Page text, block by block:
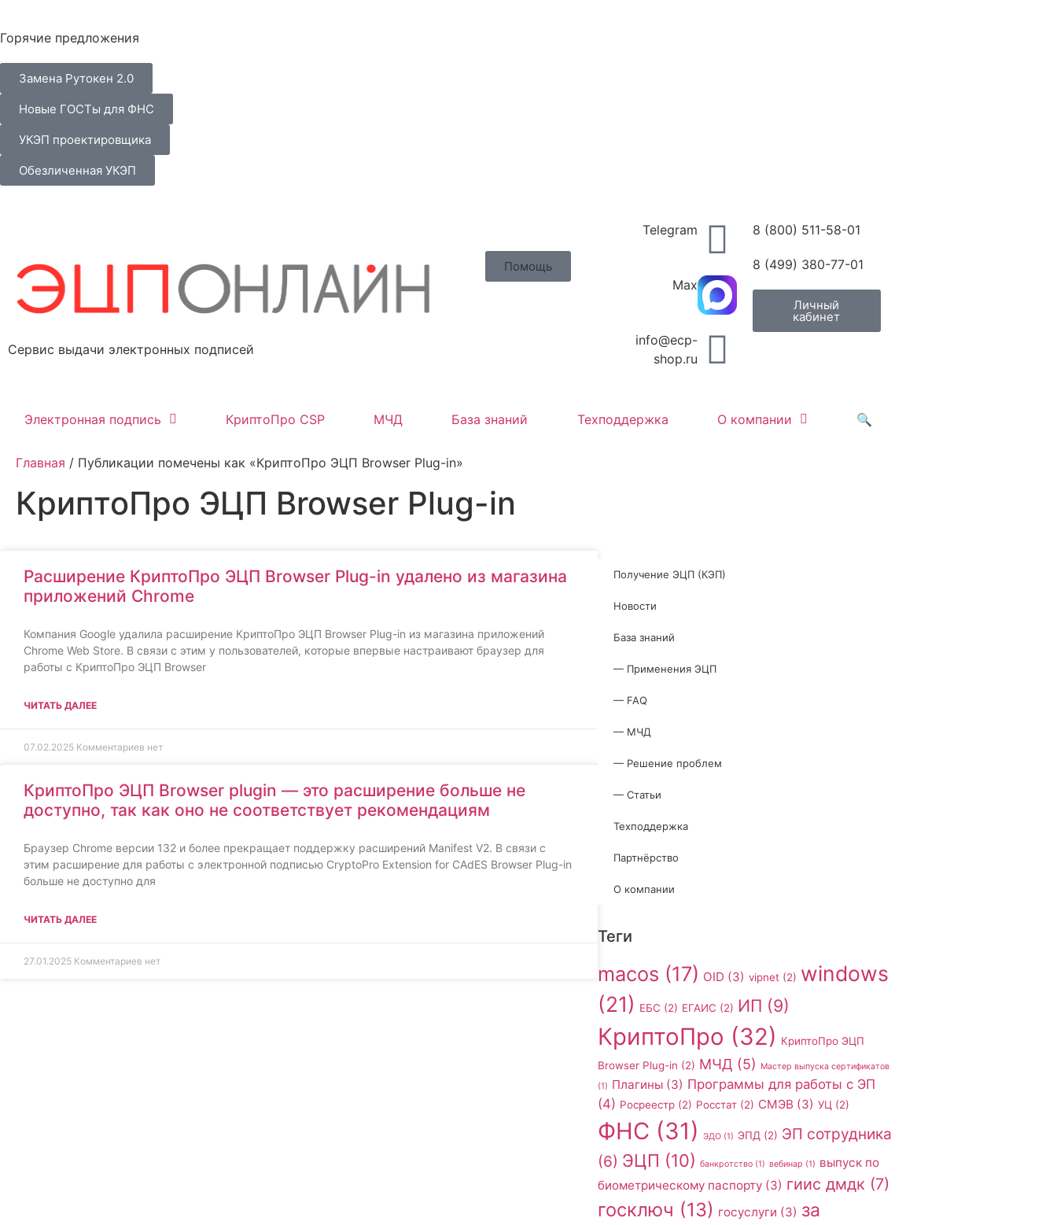
Горячие предложения
Замена Рутокен 2.0
Новые ГОСТы для ФНС
УКЭП проектировщика
Обезличенная УКЭП
Сервис выдачи электронных подписей
Помощь
Telegram
Max
info@ecp-
shop.ru
8 (800) 511-58-01
8 (499) 380-77-01
Личный
кабинет
Электронная подпись КриптоПро CSP МЧД База знаний Техподдержка О компании 🔍
Главная / Публикации помечены как «КриптоПро ЭЦП Browser Plug-in»
КриптоПро ЭЦП Browser Plug-in
Расширение КриптоПро ЭЦП Browser Plug-in удалено из магазина
приложений Chrome
Компания Google удалила расширение КриптоПро ЭЦП Browser Plug-in из магазина приложений
Chrome Web Store. В связи с этим у пользователей, которые впервые настраивают браузер для
работы с КриптоПро ЭЦП Browser
ЧИТАТЬ ДАЛЕЕ
07.02.2025 Комментариев нет
КриптоПро ЭЦП Browser plugin — это расширение больше не
доступно, так как оно не соответствует рекомендациям
Браузер Chrome версии 132 и более прекращает поддержку расширений Manifest V2. В связи с
этим расширение для работы с электронной подписью CryptoPro Extension for CAdES Browser Plug-in
больше не доступно для
ЧИТАТЬ ДАЛЕЕ
27.01.2025 Комментариев нет
Получение ЭЦП (КЭП)
Новости
База знаний
— Применения ЭЦП
— FAQ
— МЧД
— Решение проблем
— Статьи
Техподдержка
Партнёрство
О компании
Теги
macos (17) OID (3) vipnet(2) windows
(21) ЕБС (2) ЕГАИС (2) ИП (9)
КриптоПро (32) КриптоПро ЭЦП
Browser Plug-in (2) МЧД (5)
Мастер выпуска сертификатов
(1) Плагины(3) Программы для работы с ЭП
(4) Росреестр(2) Росстат(2) СМЭВ (3) УЦ (2)
ФНС (31) ЭДО(1) ЭПД (2) ЭП сотрудника
(6) ЭЦП (10) банкротство(1) вебинар (1) выпуск по
биометрическому паспорту(3) гиис дмдк (7)
госключ (13) госуслуги (3) за